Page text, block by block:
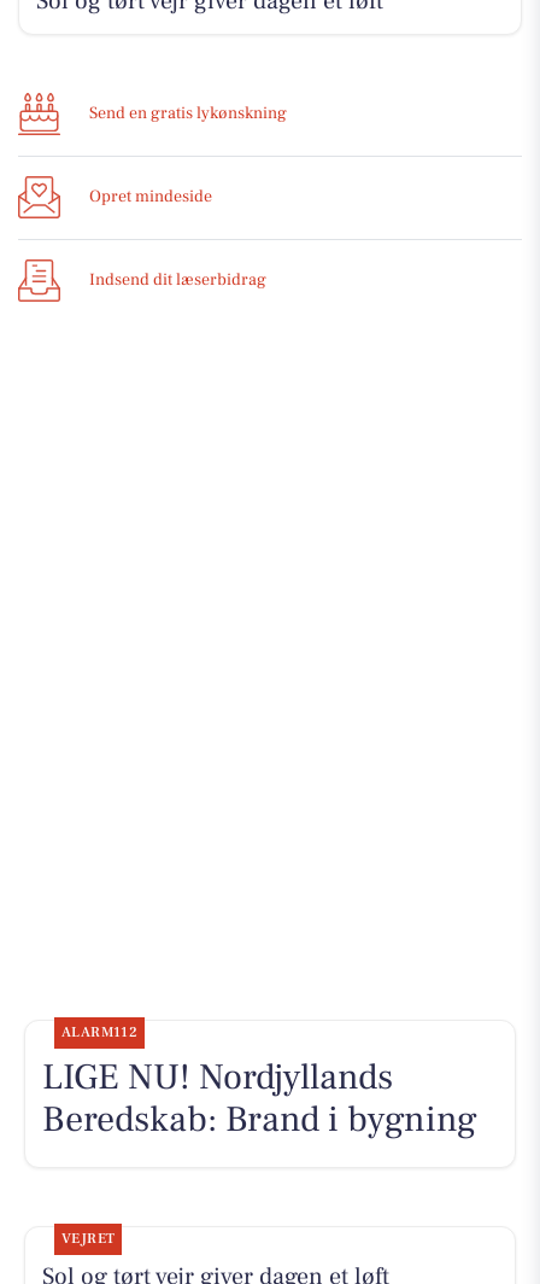
Send en gratis lykønskning
Opret mindeside
Indsend dit læserbidrag
ALARM112
LIGE NU! Nordjyllands
Beredskab: Brand i bygning
VEJRET
Sol og tørt vejr giver dagen et løft